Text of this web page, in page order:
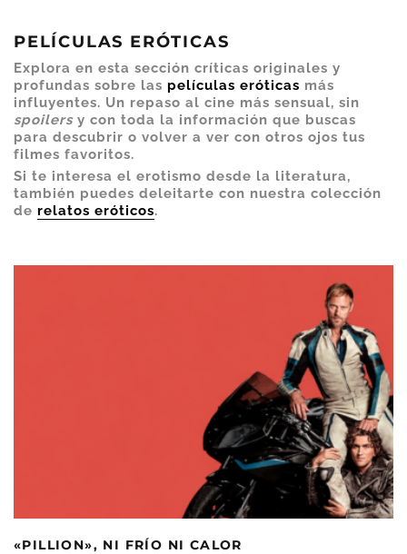
PELÍCULAS ERÓTICAS
Explora en esta sección críticas originales y
profundas sobre las películas eróticas más
influyentes. Un repaso al cine más sensual, sin
spoilersy con toda la información que buscas
para descubrir o volver a ver con otros ojos tus
filmes favoritos.
Si te interesa el erotismo desde la literatura,
también puedes deleitarte con nuestra colección
de relatos eróticos.
«PILLION», NI FRÍO NI CALOR